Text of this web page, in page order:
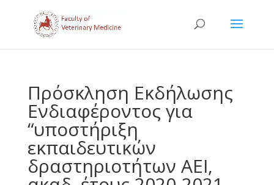
Πρόσκληση Εκδήλωσης
Ενδιαφέροντος για
“υποστήριξη
εκπαιδευτικών
δραστηριοτήτων ΑΕΙ,